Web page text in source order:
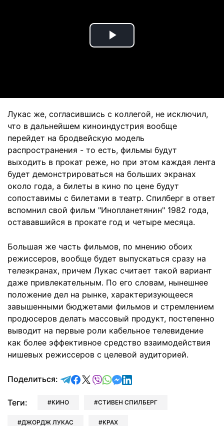
Play
Лукас же, согласившись с коллегой, не исключил,
что в дальнейшем киноиндустрия вообще
перейдет на бродвейскую модель
распространения - то есть, фильмы будут
выходить в прокат реже, но при этом каждая лента
будет демонстрироваться на больших экранах
около года, а билеты в кино по цене будут
сопоставимы с билетами в театр. Спилберг в ответ
вспомнил свой фильм "Инопланетянин" 1982 года,
остававшийся в прокате год и четыре месяца.
Большая же часть фильмов, по мнению обоих
режиссеров, вообще будет выпускаться сразу на
телеэкранах, причем Лукас считает такой вариант
даже привлекательным. По его словам, нынешнее
положение дел на рынке, характеризующееся
завышенными бюджетами фильмов и стремлением
продюсеров делать массовый продукт, постепенно
выводит на первые роли кабельное телевидение
как более эффективное средство взаимодействия
нишевых режиссеров с целевой аудиторией.
Поделиться: отправить в Telegram
поделиться в Facebook
поделиться в X
отправить в Viber
отправить в Whatsapp
отправить в Messenger
отправить в LinkedIn
Теги: КИНО СТИВЕН СПИЛБЕРГ
ДЖОРДЖ ЛУКАС КРАХ